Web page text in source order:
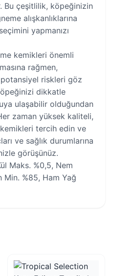
Bu çeşitlilik, köpeğinizin
alışkanlıklarına
yapmanızı
kemikleri önemli
rağmen,
riskleri göz
dikkatle
ulaşabilir olduğundan
zaman yüksek kaliteli,
tercih edin ve
ve sağlık durumlarına
görüşünüz.
Maks. %0,5, Nem
Mi­n. %85, Ham Yağ